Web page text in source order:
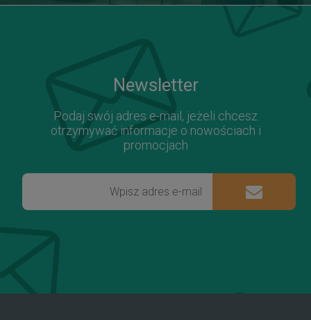
Newsletter
Podaj swój adres e-mail, jeżeli chcesz
otrzymywać informacje o nowościach i
promocjach